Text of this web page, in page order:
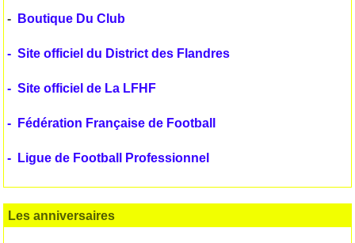
- Boutique Du Club
- Site officiel du District des Flandres
- Site officiel de La LFHF
- Fédération Française de Football
- Ligue de Football Professionnel
Les anniversaires